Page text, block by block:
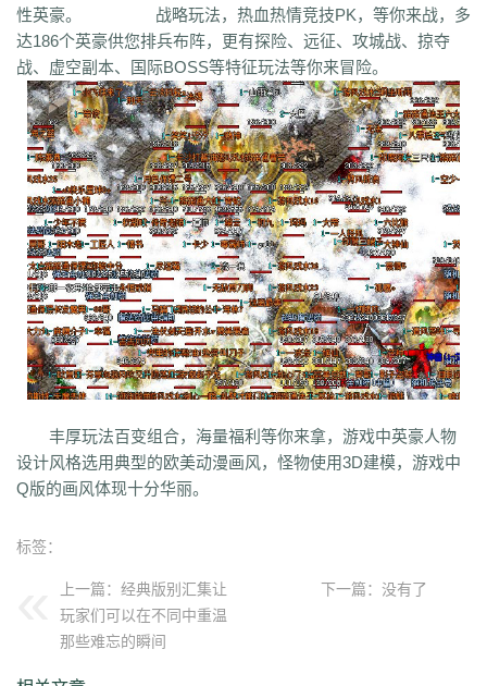
性英豪。 战略玩法，热血热情竞技PK，等你来战，多
达186个英豪供您排兵布阵，更有探险、远征、攻城战、掠夺
战、虚空副本、国际BOSS等特征玩法等你来冒险。
丰厚玩法百变组合，海量福利等你来拿，游戏中英豪人物
设计风格选用典型的欧美动漫画风，怪物使用3D建模，游戏中
Q版的画风体现十分华丽。
标签：
上一篇： 经典版别汇集让
玩家们可以在不同中重温
那些难忘的瞬间
下一篇：没有了